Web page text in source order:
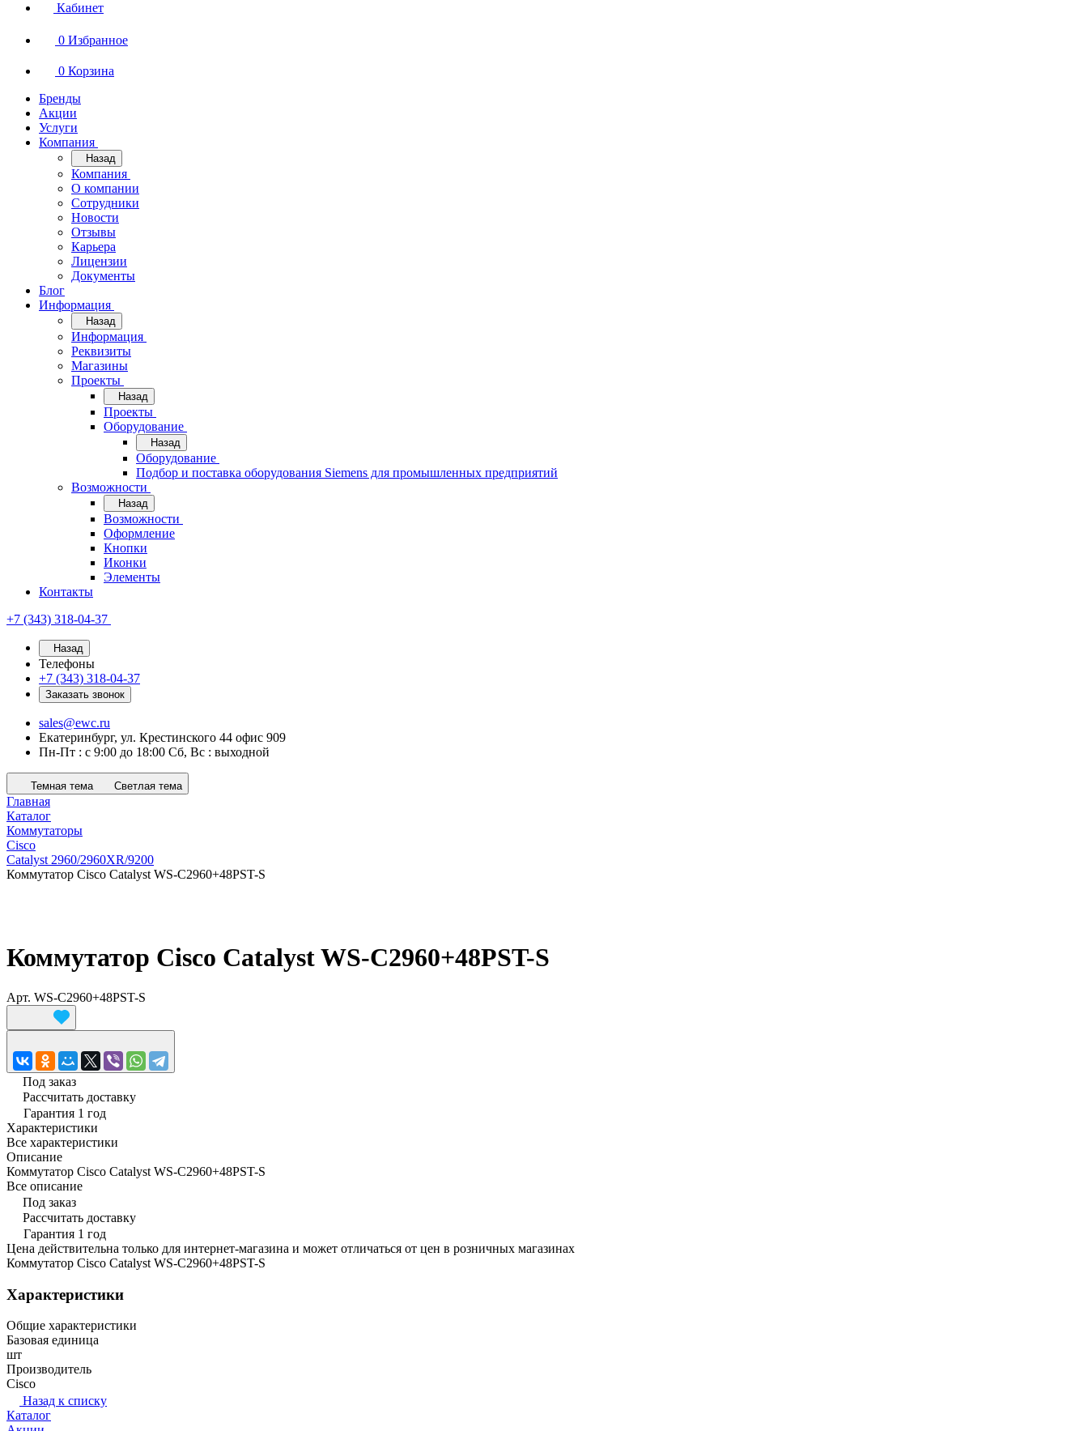
Кабинет
0 Избранное
0 Корзина
Бренды
Акции
Услуги
Компания
Назад
Компания
О компании
Сотрудники
Новости
Отзывы
Карьера
Лицензии
Документы
Блог
Информация
Назад
Информация
Реквизиты
Магазины
Проекты
Назад
Проекты
Оборудование
Назад
Оборудование
Подбор и поставка оборудования Siemens для промышленных предприятий
Возможности
Назад
Возможности
Оформление
Кнопки
Иконки
Элементы
Контакты
+7 (343) 318-04-37
Назад
Телефоны
+7 (343) 318-04-37
Заказать звонок
sales@ewc.ru
Екатеринбург, ул. Крестинского 44 офис 909
Пн-Пт : с 9:00 до 18:00 Сб, Вс : выходной
Темная тема Светлая тема
Главная
Каталог
Коммутаторы
Cisco
Catalyst 2960/2960XR/9200
Коммутатор Cisco Catalyst WS-C2960+48PST-S
Коммутатор Cisco Catalyst WS-C2960+48PST-S
Арт. WS-C2960+48PST-S
Под заказ
Рассчитать доставку
Гарантия 1 год
Характеристики
Все характеристики
Описание
Коммутатор Cisco Catalyst WS-C2960+48PST-S
Все описание
Под заказ
Рассчитать доставку
Гарантия 1 год
Цена действительна только для интернет-магазина и может отличаться от цен в розничных магазинах
Коммутатор Cisco Catalyst WS-C2960+48PST-S
Характеристики
Общие характеристики
Базовая единица
шт
Производитель
Cisco
Назад к списку
Каталог